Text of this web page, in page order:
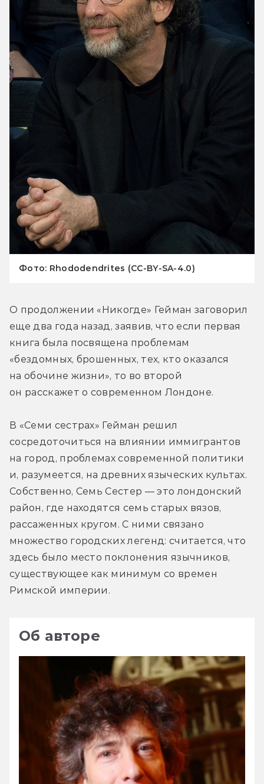
Фото: Rhododendrites (CC-BY-SA-4.0)
О продолжении «Никогде» Гейман заговорил
еще два года назад, заявив, что если первая
книга была посвящена проблемам
«бездомных, брошенных, тех, кто оказался
на обочине жизни», то во второй
он расскажет о современном Лондоне.
В «Семи сестрах» Гейман решил
сосредоточиться на влиянии иммигрантов
на город, проблемах современной политики
и, разумеется, на древних языческих культах.
Собственно, Семь Сестер — это лондонский
район, где находятся семь старых вязов,
рассаженных кругом. С ними связано
множество городских легенд: считается, что
здесь было место поклонения язычников,
существующее как минимум со времен
Римской империи.
Об авторе